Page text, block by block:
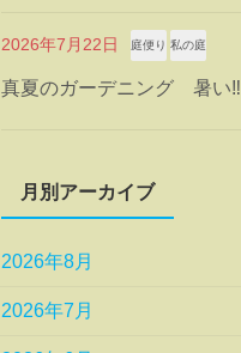
2026年7月22日 庭便り 私の庭
真夏のガーデニング 暑い‼
月別アーカイブ
2026年8月
2026年7月